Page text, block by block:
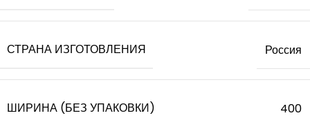
СТРАНА ИЗГОТОВЛЕНИЯ Россия
ШИРИНА (БЕЗ УПАКОВКИ) 400